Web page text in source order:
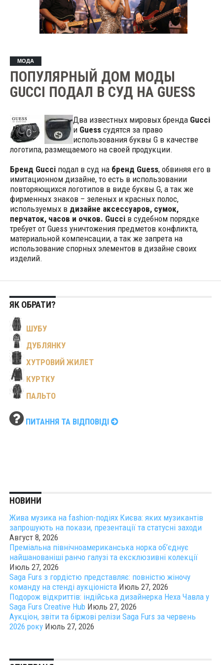
МОДА
ПОПУЛЯРНЫЙ ДОМ МОДЫ
GUCCI ПОДАЛ В СУД НА GUESS
Два известных мировых бренда Gucci
и Guessсудятся за право
использования буквы G в качестве
логотипа, размещаемого на своей продукции.
Бренд Gucciподал в суд на бренд Guess, обвиняя его в
имитационном дизайне, то есть в использовании
повторяющихся логотипов в виде буквы G, а так же
фирменных знаков – зеленых и красных полос,
используемых в дизайне аксессуаров, сумок,
перчаток, часов и очков. Gucciв судебном порядке
требует от Guess уничтожения предметов конфликта,
материальной компенсации, а так же запрета на
использование спорных элементов в дизайне своих
изделий.
ЯК ОБРАТИ?
ШУБУ
ДУБЛЯНКУ
ХУТРОВИЙ ЖИЛЕТ
КУРТКУ
ПАЛЬТО
ПИТАННЯ ТА ВІДПОВІДІ
НОВИНИ
Жива музика на fashion-подіях Києва: яких музикантів
запрошують на покази, презентації та статусні заходи
Август 8, 2026
Преміальна північноамериканська норка об’єднує
найшанованіші ранчо галузі та ексклюзивні колекції
Июль 27, 2026
Saga Furs з гордістю представляє: повністю жіночу
команду на стенді аукціоніста Июль 27, 2026
Подорож відкриттів: індійська дизайнерка Неха Чавла у
Saga Furs Creative Hub Июль 27, 2026
Аукціон, звіти та біржові релізи Saga Furs за червень
2026 року Июль 27, 2026